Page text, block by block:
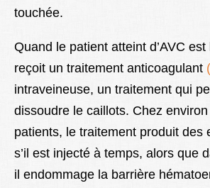
touchée.
Quand le patient atteint d’AVC est
reçoit un traitement anticoagulant
intraveineuse, un traitement qui
dissoudre le caillots. Chez
patients, le traitement produit des
s’il est injecté à temps, alors que
il endommage la barrière